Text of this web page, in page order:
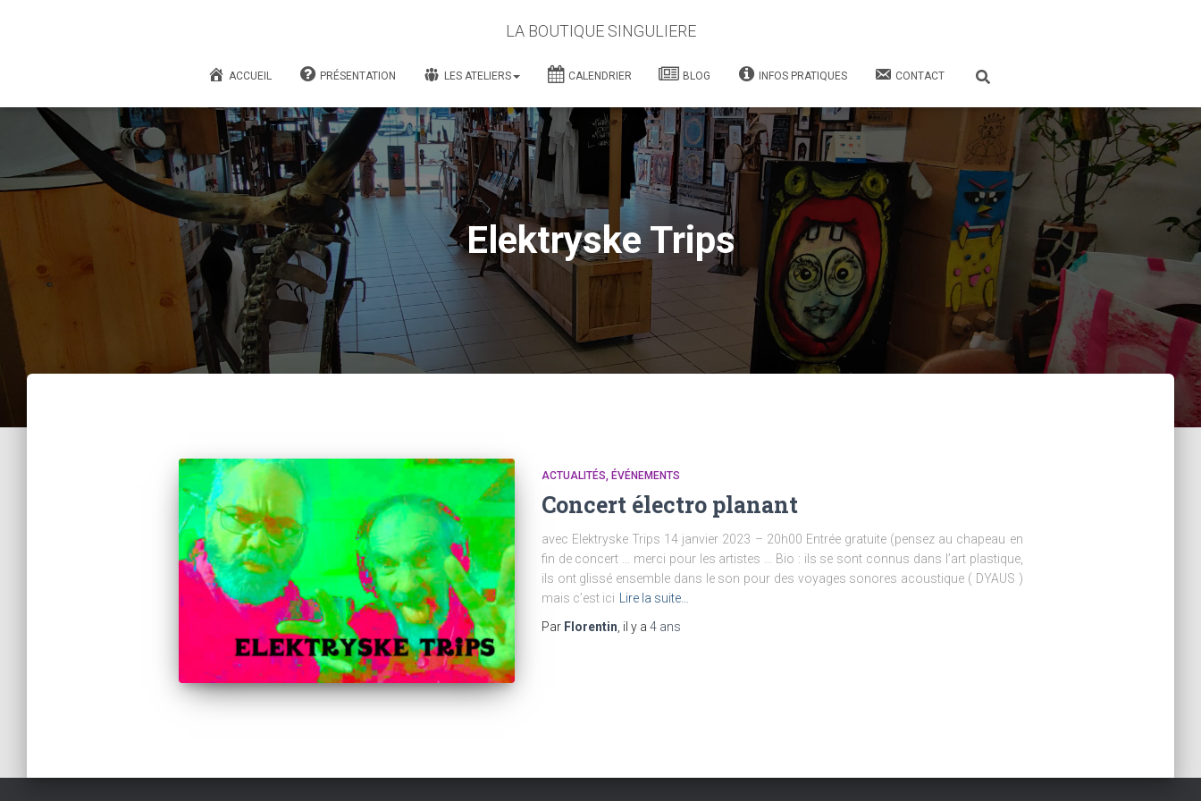
LA BOUTIQUE SINGULIERE
ACCUEIL PRÉSENTATION LES ATELIERS CALENDRIER BLOG INFOS PRATIQUES CONTACT
Elektryske Trips
ACTUALITÉS ÉVÉNEMENTS
Concert électro planant
avec Elektryske Trips 14 janvier 2023 – 20h00 Entrée gratuite (pensez au chapeau en
fin de concert … merci pour les artistes … Bio : ils se sont connus dans l’art plastique,
ils ont glissé ensemble dans le son pour des voyages sonores acoustique ( DYAUS )
mais c’est ici
Lire la suite…
Par Florentin , il y a 4 ans